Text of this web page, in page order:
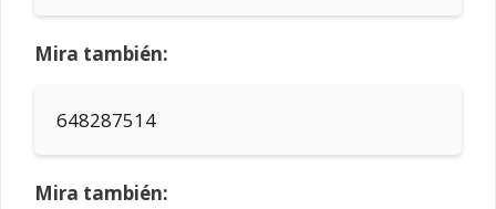
Mira también:
648287514
Mira también: